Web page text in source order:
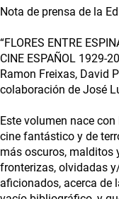
Nota de prensa de la
“FLORES ENTRE
CINE ESPAÑOL 1929-
Ramon Freixas, David
colaboración de José
Este volumen nace
cine fantástico y de
más oscuros, malditos
fronterizas, olvidadas
aficionados, acerca de